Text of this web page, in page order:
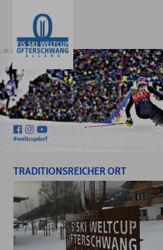
TRADITIONSREICHER ORT